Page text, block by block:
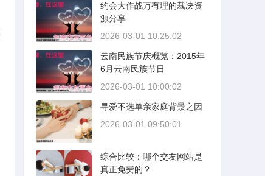
约会大作战万有理的裁决资
源分享
2026-03-01 10:25:02
云南民族节庆概览：2015年
6月云南民族节日
2026-03-01 10:00:02
寻爱不选单亲家庭背景之因
2026-03-01 09:50:01
综合比较：哪个交友网站是
真正免费的？